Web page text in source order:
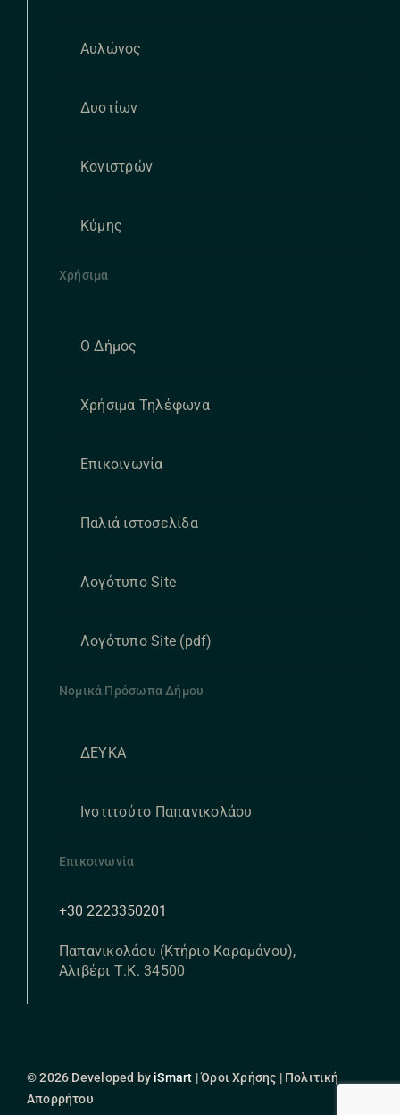
Αυλώνος
Δυστίων
Κονιστρών
Κύμης
Χρήσιμα
Ο Δήμος
Χρήσιμα Τηλέφωνα
Επικοινωνία
Παλιά ιστοσελίδα
Λογότυπο Site
Λογότυπο Site (pdf)
Νομικά Πρόσωπα Δήμου
ΔΕΥΚΑ
Ινστιτούτο Παπανικολάου
Επικοινωνία
+30 2223350201
Παπανικολάου (Κτήριο Καραμάνου),
Αλιβέρι Τ.Κ. 34500
© 2026 Developed by iSmart | Όροι Χρήσης | Πολιτική
Απορρήτου